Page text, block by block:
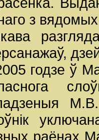
з
годзе ў
раёнах